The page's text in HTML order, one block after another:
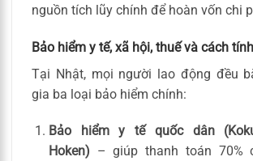
nguồn tích lũy chính để hoàn vốn chi
Bảo hiểm y tế, xã hội, thuế và cách
Tại Nhật, mọi người lao động đều
gia ba loại bảo hiểm chính:
Bảo hiểm y tế quốc dân
Hoken) – giúp thanh toán 70%